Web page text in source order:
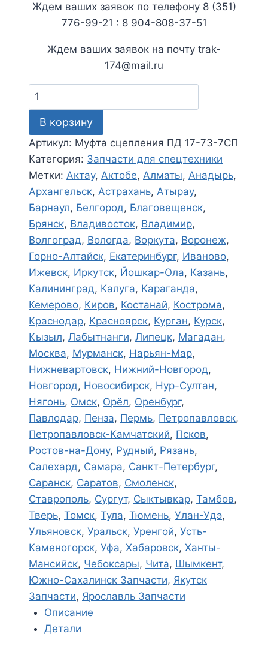
Ждем ваших заявок по телефону 8 (351)
776-99-21 : 8 904-808-37-51
Ждем ваших заявок на почту trak-
174@mail.ru
Количество
товара
Муфта
сцепления
ПД
17-
73-
7СП
В корзину
Артикул: Муфта сцепления ПД 17-73-7СП
Категория: Запчасти для спецтехники
Метки: Актау, Актобе, Алматы, Анадырь,
Архангельск, Астрахань, Атырау,
Барнаул, Белгород, Благовещенск,
Брянск, Владивосток, Владимир,
Волгоград, Вологда, Воркута, Воронеж,
Горно-Алтайск, Екатеринбург, Иваново,
Ижевск, Иркутск, Йошкар-Ола, Казань,
Калининград, Калуга, Караганда,
Кемерово, Киров, Костанай, Кострома,
Краснодар, Красноярск, Курган, Курск,
Кызыл, Лабытнанги, Липецк, Магадан,
Москва, Мурманск, Нарьян-Мар,
Нижневартовск, Нижний-Новгород,
Новгород, Новосибирск, Нур-Султан,
Нягонь, Омск, Орёл, Оренбург,
Павлодар, Пенза, Пермь, Петропавловск,
Петропавловск-Камчатский, Псков,
Ростов-на-Дону, Рудный, Рязань,
Салехард, Самара, Санкт-Петербург,
Саранск, Саратов, Смоленск,
Ставрополь, Сургут, Сыктывкар, Тамбов,
Тверь, Томск, Тула, Тюмень, Улан-Удэ,
Ульяновск, Уральск, Уренгой, Усть-
Каменогорск, Уфа, Хабаровск, Ханты-
Мансийск, Чебоксары, Чита, Шымкент,
Южно-Сахалинск Запчасти, Якутск
Запчасти, Ярославль Запчасти
Описание
Детали